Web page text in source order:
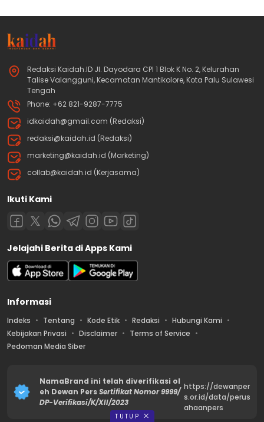
Redaksi Kaidah.ID Jl. Dayodara CPI 1 Blok K No. 2, Kelurahan
Talise Valangguni, Kecamatan Mantikolore, Kota Palu Sulawesi
Tengah
Phone: +62 821-9287-7775
idkaidah@gmail.com (Redaksi)
redaksi@kaidah.id (Redaksi)
marketing@kaidah.id (Marketing)
collab@kaidah.id (Kerjasama)
Ikuti Kami
Jelajahi Berita di Apps Kami
Informasi
Indeks Tentang Kode Etik Redaksi
Hubungi Kami
Kebijakan Privasi
Disclaimer
Terms of Service
Pedoman Media Siber
NamaBrand ini telah diverifikasi ol
eh Dewan PersSertifikat Nomor 9999/
DP-Verifikasi/K/XII/2023
https://dewanper
s.or.id/data/perus
ahaanpers
TUTUP